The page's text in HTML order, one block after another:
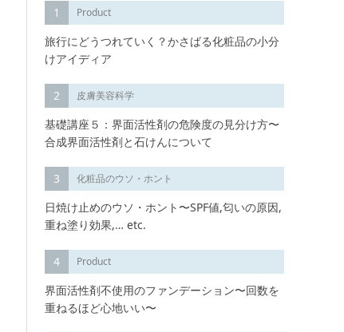
1 Product
旅行にどうつれていく？かさばる化粧品の小分
けアイディア
2 皮膚美容科学
基礎講座５：界面活性剤の危険度の見分け方〜
合成界面活性剤と石けんについて
3 化粧品のウソ・ホント
日焼け止めのウソ・ホント〜SPF値,匂いの原因,
重ね塗り効果,… etc.
4 Product
界面活性剤不使用のファンデーション〜回数を
重ねるほど心地いい〜